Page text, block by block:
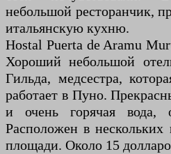
небольшой ресторанчик,
итальянскую кухню.
Hostal Puerta de Aramu
Хороший небольшой
Гильда, медсестра,
работает в Пуно.
и очень горячая вода,
Расположен в нескольких
площади. Около 15